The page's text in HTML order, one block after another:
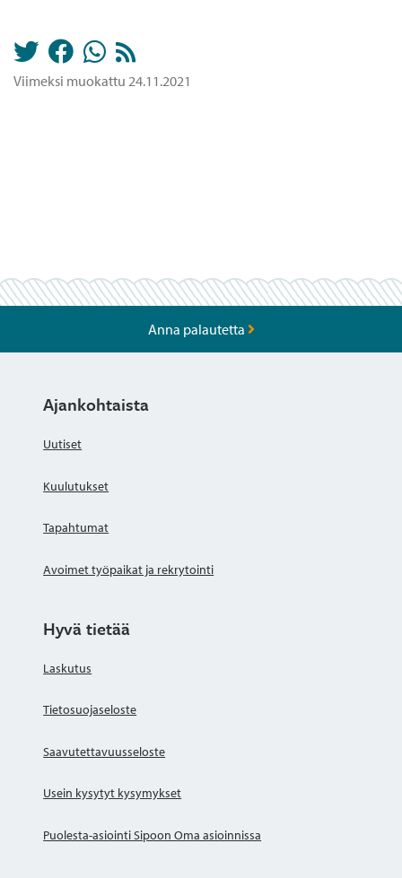
Viimeksi muokattu 24.11.2021
Anna palautetta
Ajankohtaista
Uutiset
Kuulutukset
Tapahtumat
Avoimet työpaikat ja rekrytointi
Hyvä tietää
Laskutus
Tietosuojaseloste
Saavutettavuusseloste
Usein kysytyt kysymykset
Puolesta-asiointi Sipoon Oma asioinnissa